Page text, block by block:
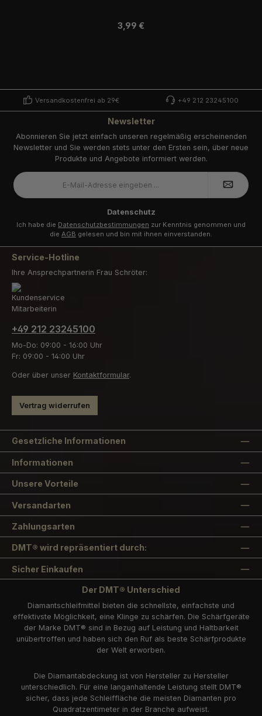
Regulärer Preis:
3,99 €
Versandkostenfrei ab 29€ +49 212 23245100
Newsletter
Abonnieren Sie jetzt einfach unseren regelmäßig erscheinenden
Newsletter und Sie werden stets unter den Ersten sein, über neue
Produkte und Angebote informiert werden.
E-
Mail-
Adresse
Datenschutz
Ich habe die Datenschutzbestimmungen zur Kenntnis genommen und
die AGB gelesen und bin mit ihnen einverstanden.
Service-Hotline
Ihre Ansprechpartnerin Frau Schröter:
+49 212 23245100
Mo-Do: 09:00 - 16:00 Uhr
Fr: 09:00 - 14:00 Uhr
Oder über unser Kontaktformular.
Vertrag widerrufen
Gesetzliche Informationen
Informationen
Unsere Vorteile
Versandarten
Zahlungsarten
DMT® wird repräsentiert durch:
Sicher Einkaufen
Der DMT® Unterschied
Diamantschleifmittel bieten die schnellste, einfachste und
effektivste Möglichkeit, eine Klinge zu schärfen. Die Schärfgeräte
der Marke DMT® sind in Bezug auf Leistung und Haltbarkeit
unübertroffen und haben sich den Ruf als beste Schärfprodukte
der Welt erworben.
Die Diamantabdeckung ist von Hersteller zu Hersteller
unterschiedlich. Für eine langanhaltende Leistung stellt DMT®
sicher, dass jede Schleiffläche die meisten Diamanten pro
Quadratzentimeter in der Branche aufweist.